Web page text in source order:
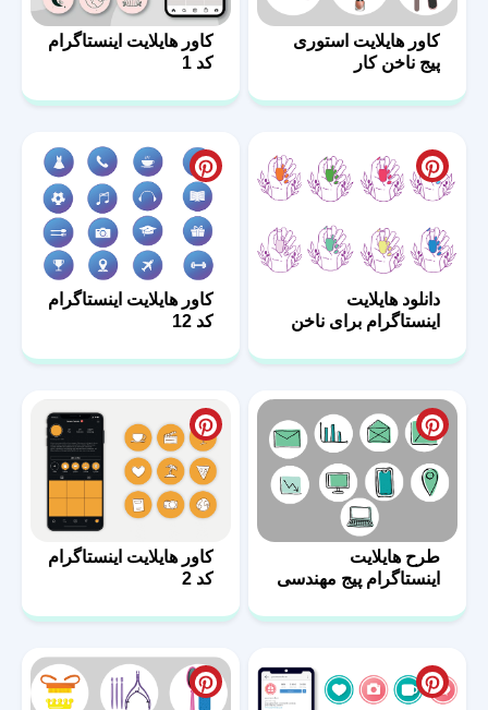
کاور هایلایت استوری
پیج ناخن کار
کاور هایلایت اینستاگرام
کد 1
دانلود هایلایت
اینستاگرام برای ناخن
کاور هایلایت اینستاگرام
کد 12
طرح هایلایت
اینستاگرام پیج مهندسی
کاور هایلایت اینستاگرام
کد 2